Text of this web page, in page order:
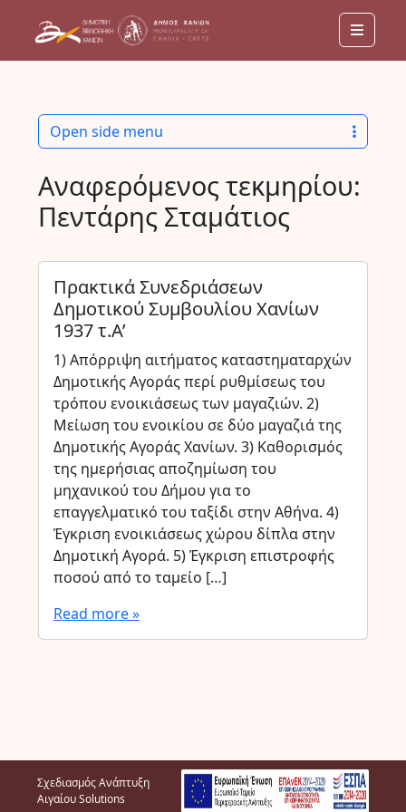
Menu
Αναφερόμενος τεκμηρίου:
Πεντάρης Σταμάτιος
Πρακτικά Συνεδριάσεων
Δημοτικού Συμβουλίου Χανίων
1937 τ.Α’
1) Απόρριψη αιτήματος καταστηματαρχών
Δημοτικής Αγοράς περί ρυθμίσεως του
τρόπου ενοικιάσεως των μαγαζιών. 2)
Μείωση του ενοικίου σε δύο μαγαζιά της
Δημοτικής Αγοράς Χανίων. 3) Καθορισμός
της ημερήσιας αποζημίωση του
μηχανικού του Δήμου για το
επαγγελματικό του ταξίδι στην Αθήνα. 4)
Έγκριση ενοικιάσεως χώρου δίπλα στην
Δημοτική Αγορά. 5) Έγκριση επιστροφής
ποσού από το ταμείο […]
Read more »
Open side menu
Σχεδιασμός Ανάπτυξη
Αιγαίου Solutions